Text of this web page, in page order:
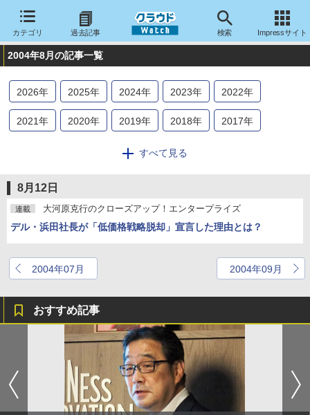
カテゴリ 過去記事 検索 Impressサイト
2004年8月の記事一覧
2026年 2025年 2024年 2023年 2022年
2021年 2020年 2019年 2018年 2017年
2014年 2013
2006 年 2005年 2004年
すべて見る
8月12日
連載 大河原克行のクローズアップ！エンタープライズ
デル・浜田社長が「低価格戦略脱却」宣言した理由とは？
2004年07月 2004年09月
おすすめ記事